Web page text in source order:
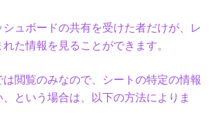
ュボードの共有を受けた者だけが、レ
た情報を見ることができます。
閲覧のみなので、シートの特定の情報
という場合は、以下の方法によりま